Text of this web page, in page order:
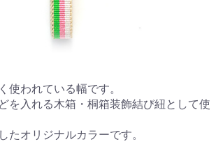
使われている幅です。
を入れる木箱・桐箱装飾結び紐として使
たオリジナルカラーです。